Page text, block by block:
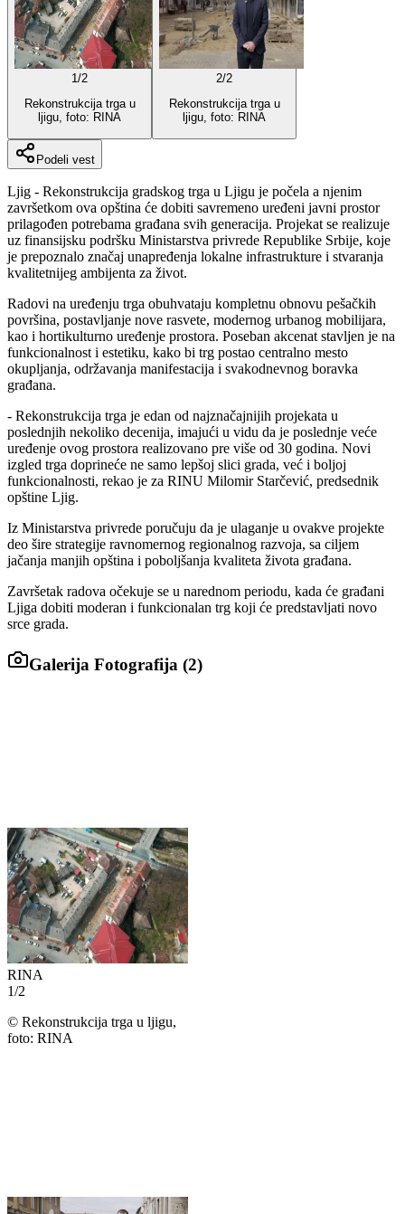
1 /2
Rekonstrukcija trga u
ljigu, foto: RINA
2/2
Rekonstrukcija trga u
ljigu, foto: RINA
Podeli vest
Ljig - Rekonstrukcija gradskog trga u Ljigu je počela a njenim
završetkom ova opština će dobiti savremeno uređeni javni prostor
prilagođen potrebama građana svih generacija. Projekat se realizuje
uz finansijsku podršku Ministarstva privrede Republike Srbije, koje
je prepoznalo značaj unapređenja lokalne infrastrukture i stvaranja
kvalitetnijeg ambijenta za život.
Radovi na uređenju trga obuhvataju kompletnu obnovu pešačkih
površina, postavljanje nove rasvete, modernog urbanog mobilijara,
kao i hortikulturno uređenje prostora. Poseban akcenat stavljen je na
funkcionalnost i estetiku, kako bi trg postao centralno mesto
okupljanja, održavanja manifestacija i svakodnevnog boravka
građana.
- Rekonstrukcija trga je edan od najznačajnijih projekata u
poslednjih nekoliko decenija, imajući u vidu da je poslednje veće
uređenje ovog prostora realizovano pre više od 30 godina. Novi
izgled trga doprineće ne samo lepšoj slici grada, već i boljoj
funkcionalnosti, rekao je za RINU Milomir Starčević, predsednik
opštine Ljig.
Iz Ministarstva privrede poručuju da je ulaganje u ovakve projekte
deo šire strategije ravnomernog regionalnog razvoja, sa ciljem
jačanja manjih opština i poboljšanja kvaliteta života građana.
Završetak radova očekuje se u narednom periodu, kada će građani
Ljiga dobiti moderan i funkcionalan trg koji će predstavljati novo
srce grada.
Galerija Fotografija (2)
RINA
1/2
© Rekonstrukcija trga u ljigu,
foto: RINA